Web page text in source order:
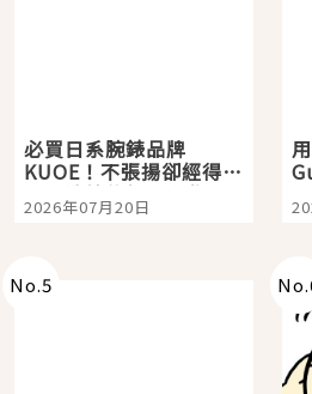
必買日系腕錶品牌
KUOE！不張揚卻經得起
時間洗鍊的經典之作五
選
2026年07月20日
No.5 No.